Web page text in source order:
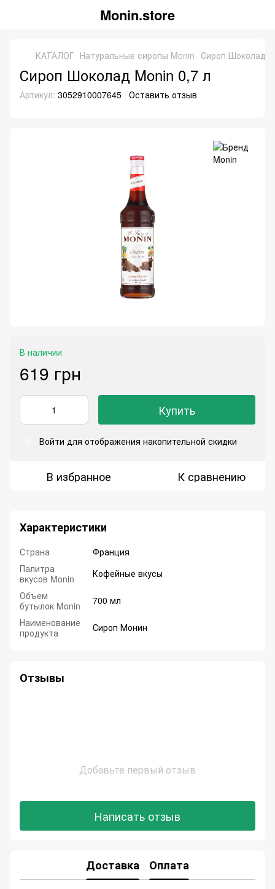
Monin.store
КАТАЛОГ Натуральные сиропы Monin Сироп Шоколад
Сироп Шоколад Monin 0,7 л
Артикул: 3052910007645 Оставить отзыв
В наличии
619 грн
Купить
Войти для отображения накопительной скидки
В избранное К сравнению
Характеристики
Страна
Франция
Палитра
вкусов Monin
Кофейные вкусы
Объем
бутылок Monin
700 мл
Наименование
продукта
Сироп Монин
Отзывы
Добавьте первый отзыв
Написать отзыв
Доставка Оплата